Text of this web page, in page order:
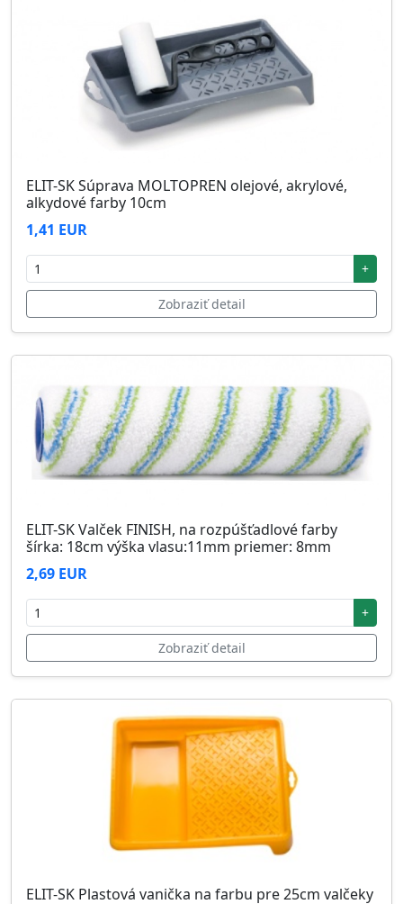
ELIT-SK Súprava MOLTOPREN olejové, akrylové,
alkydové farby 10cm
1,41 EUR
+
Zobraziť detail
ELIT-SK Valček FINISH, na rozpúšťadlové farby
šírka: 18cm výška vlasu:11mm priemer: 8mm
2,69 EUR
+
Zobraziť detail
ELIT-SK Plastová vanička na farbu pre 25cm valčeky